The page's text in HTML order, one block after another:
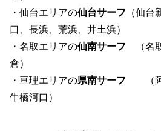
・仙台エリアの仙台サーフ （仙
口、長浜、荒浜、井土浜）
・名取エリアの仙南サーフ （名
倉）
・亘理エリアの県南サーフ （阿
牛橋河口）